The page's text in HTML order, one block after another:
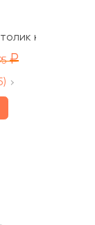
Хоум Офис